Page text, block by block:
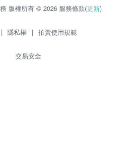
版權所有 © 2026 服務條款(更新)
| 隱私權 | 拍賣使用規範
交易安全